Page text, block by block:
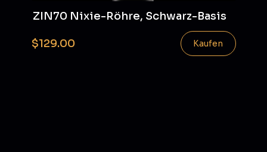
ZIN70 Nixie-Röhre, Schwarz-Basis
$129.00 Kaufen